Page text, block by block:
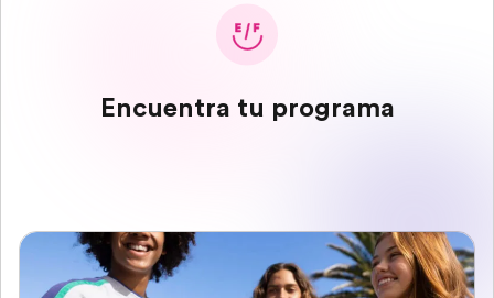
Encuentra tu programa